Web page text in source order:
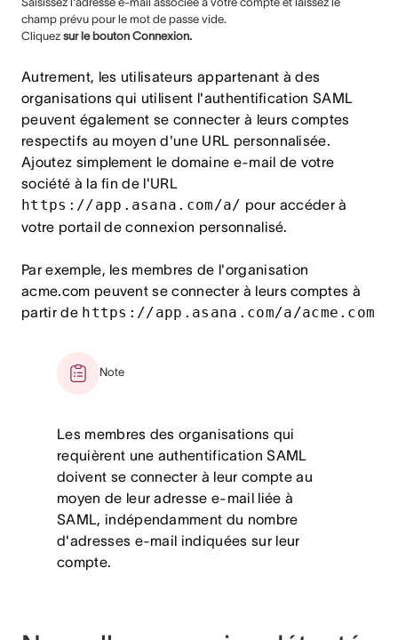
champ prévu pour le mot de passe vide.
Cliquez sur le bouton Connexion.
Autrement, les utilisateurs appartenant à des
organisations qui utilisent l'authentification SAML
peuvent également se connecter à leurs comptes
respectifs au moyen d'une URL personnalisée.
Ajoutez simplement le domaine e-mail de votre
société à la fin de l'URL
https://app.asana.com/a/ pour accéder à
votre portail de connexion personnalisé.
Par exemple, les membres de l'organisation
acme.com peuvent se connecter à leurs comptes à
partir de https://app.asana.com/a/acme.com
Note
Les membres des organisations qui
requièrent une authentification SAML
doivent se connecter à leur compte au
moyen de leur adresse e-mail liée à
SAML, indépendamment du nombre
d'adresses e-mail indiquées sur leur
compte.